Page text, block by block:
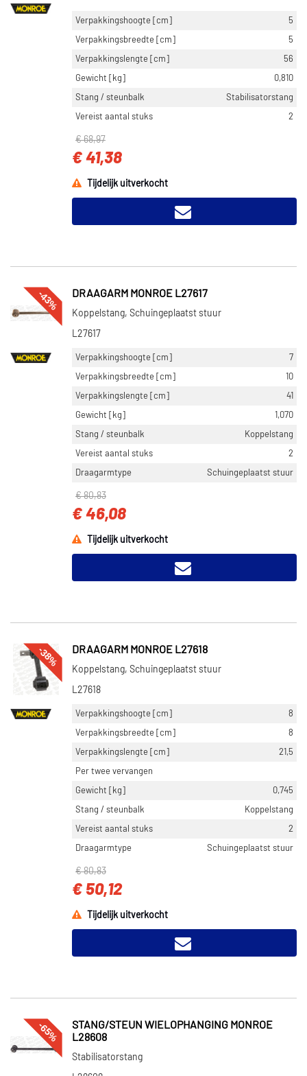
Verpakkingshoogte [cm]
5
Verpakkingsbreedte [cm]
5
Verpakkingslengte [cm]
56
Gewicht [kg]
0,810
Stang / steunbalk
Stabilisatorstang
Vereist aantal stuks
2
€ 68,97
€ 41,38
Tijdelijk uitverkocht
-43% DRAAGARM MONROE L27617
Koppelstang, Schuingeplaatst stuur
L27617
Verpakkingshoogte [cm]
7
Verpakkingsbreedte [cm]
10
Verpakkingslengte [cm]
41
Gewicht [kg]
1,070
Stang / steunbalk
Koppelstang
Vereist aantal stuks
2
Draagarmtype
Schuingeplaatst stuur
€ 80,83
€ 46,08
Tijdelijk uitverkocht
-38% DRAAGARM MONROE L27618
Koppelstang, Schuingeplaatst stuur
L27618
Verpakkingshoogte [cm]
8
Verpakkingsbreedte [cm]
8
Verpakkingslengte [cm]
21,5
Per twee vervangen
Gewicht [kg]
0,745
Stang / steunbalk
Koppelstang
Vereist aantal stuks
2
Draagarmtype
Schuingeplaatst stuur
€ 80,83
€ 50,12
Tijdelijk uitverkocht
-65%
STANG/STEUN WIELOPHANGING MONROE
L28608
Stabilisatorstang